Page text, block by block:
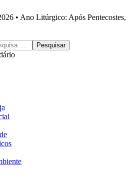
• Ano Litúrgico: Após Pentecostes,